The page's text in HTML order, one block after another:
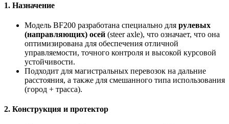
1. Назначение
Модель BF200 разработана специально для рулевых
(направляющих) осей (steer axle), что означает, что она
оптимизирована для обеспечения отличной
управляемости, точного контроля и высокой курсовой
устойчивости.
Подходит для магистральных перевозок на дальние
расстояния, а также для смешанного типа использования
(город + трасса).
2. Конструкция и протектор